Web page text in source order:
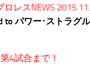
ロレスNEWS
to パワー･ストラグ
4試合まで！